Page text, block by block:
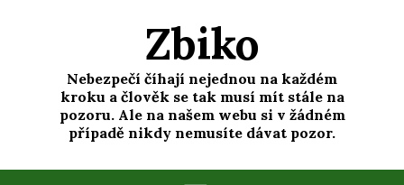
Zbiko
Nebezpečí číhají nejednou na každém
kroku a člověk se tak musí mít stále na
pozoru. Ale na našem webu si v žádném
případě nikdy nemusíte dávat pozor.